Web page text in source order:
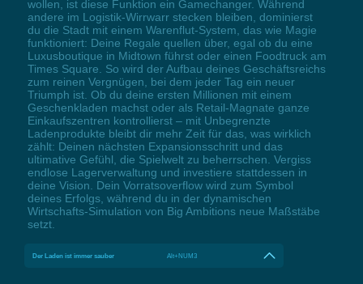
wollen, ist diese Funktion ein Gamechanger. Während
andere im Logistik-Wirrwarr stecken bleiben, dominierst
du die Stadt mit einem Warenflut-System, das wie Magie
funktioniert: Deine Regale quellen über, egal ob du eine
Luxusboutique in Midtown führst oder einen Foodtruck am
Times Square. So wird der Aufbau deines Geschäftsreichs
zum reinen Vergnügen, bei dem jeder Tag ein neuer
Triumph ist. Ob du deine ersten Millionen mit einem
Geschenkladen machst oder als Retail-Magnate ganze
Einkaufszentren kontrollierst – mit Unbegrenzte
Ladenprodukte bleibt dir mehr Zeit für das, was wirklich
zählt: Deinen nächsten Expansionsschritt und das
ultimative Gefühl, die Spielwelt zu beherrschen. Vergiss
endlose Lagerverwaltung und investiere stattdessen in
deine Vision. Dein Vorratsoverflow wird zum Symbol
deines Erfolgs, während du in der dynamischen
Wirtschafts-Simulation von Big Ambitions neue Maßstäbe
setzt.
Der Laden ist immer sauber Alt+NUM3